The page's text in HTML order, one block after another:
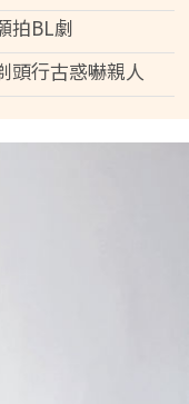
拍BL劇
頭行古惑嚇親人